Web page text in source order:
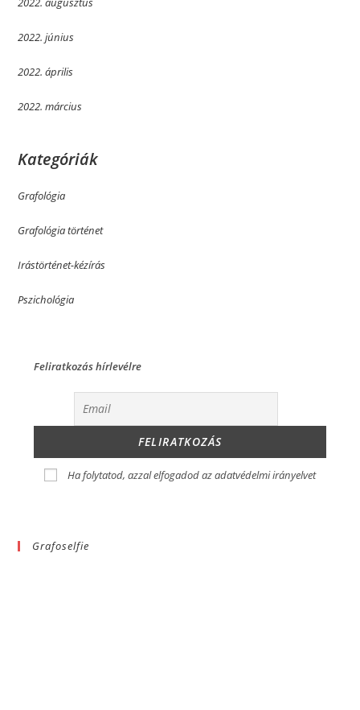
2022. június
2022. április
2022. március
Kategóriák
Grafológia
Grafológia történet
Irástörténet-kézírás
Pszichológia
Feliratkozás hírlevélre
Ha folytatod, azzal elfogadod az adatvédelmi irányelvet
Grafoselfie